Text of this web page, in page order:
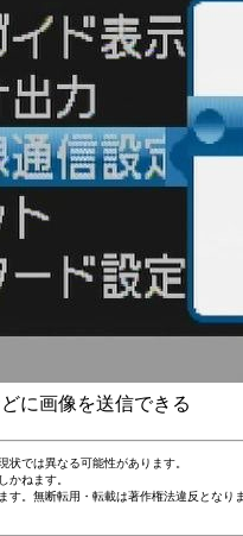
に画像を送信できる
状では異なる可能性があります。
かねます。
す。無断転用・転載は著作権法違反とな